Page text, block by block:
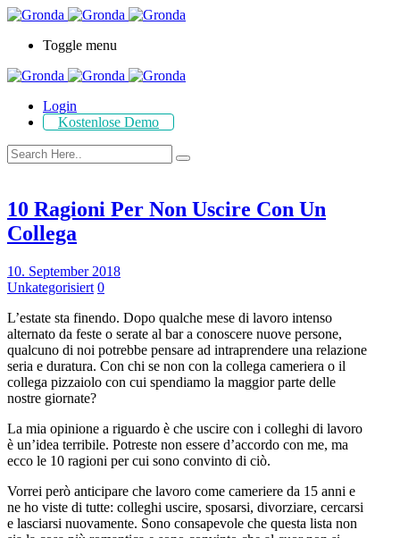
Toggle menu
Login
Kostenlose Demo
10 Ragioni Per Non Uscire Con Un
Collega
10. September 2018
Unkategorisiert 0
L’estate sta finendo. Dopo qualche mese di lavoro intenso
alternato da feste o serate al bar a conoscere nuove persone,
qualcuno di noi potrebbe pensare ad intraprendere una relazione
seria e duratura. Con chi se non con la collega cameriera o il
collega pizzaiolo con cui spendiamo la maggior parte delle
nostre giornate?
La mia opinione a riguardo è che uscire con i colleghi di lavoro
è un’idea terribile. Potreste non essere d’accordo con me, ma
ecco le 10 ragioni per cui sono convinto di ciò.
Vorrei però anticipare che lavoro come cameriere da 15 anni e
ne ho viste di tutte: colleghi uscire, sposarsi, divorziare, cercarsi
e lasciarsi nuovamente. Sono consapevole che questa lista non